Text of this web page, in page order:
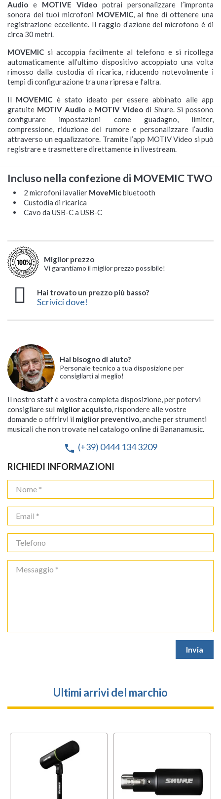
Audio e MOTIVE Video potrai personalizzare l’impronta
sonora dei tuoi microfoni MOVEMIC, al fine di ottenere una
registrazione eccellente. Il raggio d’azione del microfono è di
circa 30 metri.
MOVEMIC si accoppia facilmente al telefono e si ricollega
automaticamente all’ultimo dispositivo accoppiato una volta
rimosso dalla custodia di ricarica, riducendo notevolmente i
tempi di configurazione tra una ripresa e l’altra.
Il MOVEMIC è stato ideato per essere abbinato alle app
gratuite MOTIV Audio e MOTIV Video di Shure. Si possono
configurare impostazioni come guadagno, limiter,
compressione, riduzione del rumore e personalizzare l’audio
attraverso un equalizzatore. Tramite l’app MOTIV Video si può
registrare e trasmettere direttamente in livestream.
Incluso nella confezione di MOVEMIC TWO
2 microfoni lavalier MoveMicbluetooth
Custodia di ricarica
Cavo da USB-C a USB-C
Miglior prezzo
Vi garantiamo il miglior prezzo possibile!
Hai trovato un prezzo più basso?
Scrivici dove!
Hai bisogno di aiuto?
Personale tecnico a tua disposizione per
consigliarti al meglio!
Il nostro staff è a vostra completa disposizione, per potervi
consigliare sul miglior acquisto, rispondere alle vostre
domande o offrirvi il miglior preventivo, anche per strumenti
musicali che non trovate nel catalogo online di Bananamusic.
phone (+39) 0444 134 3209
RICHIEDI INFORMAZIONI
Ultimi arrivi del marchio